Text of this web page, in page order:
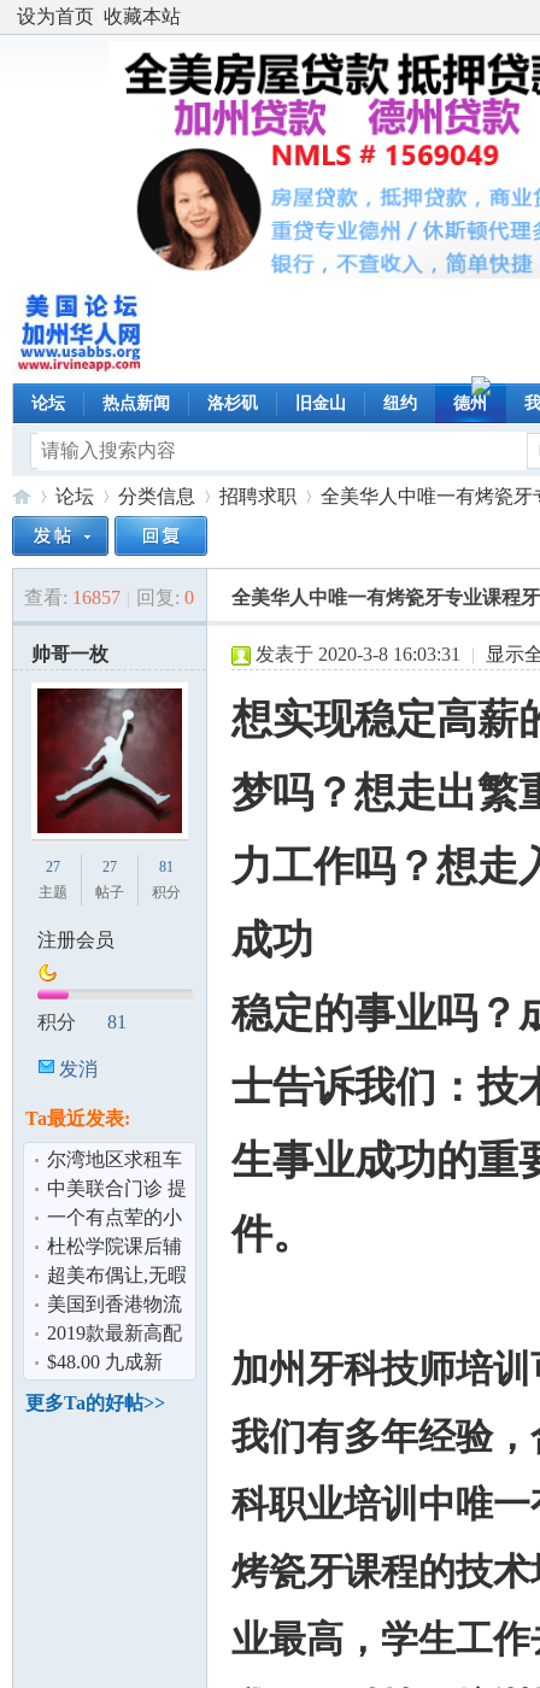
设为首页 收藏本站
论坛 热点新闻 洛杉矶 旧金山 纽约 德州
美»
论坛
›
分类信息 招聘求职
›
全美华人中唯一有烤瓷牙
查看: 16857 | 回复: 0 全美华人中唯一有烤瓷牙专业课程
帅哥一枚
27
主题
27
帖子
81
积分
注册会员
积分 81
发消
Ta最近发表:
尔湾地区求租车
中美联合门诊 提
供权威的第二诊
疗意见——
一个有点荤的小
段子
杜松学院课后辅
导中寒假报名特
别优惠
超美布偶让,无暇
照顾,求爱猫人士
美国到香港物流
2019款最新高配
7座丰田塞纳接送
服务。
$48.00 九成新
Radio Flyer可手
推行三轮儿童
更多Ta的好帖>>
发表于 2020-3-8 16:03:31 | 显示
想实现稳定高薪
梦吗？想走出繁
力工作吗？想走
成功
稳定的事业吗？
士告诉我们：技
生事业成功的重
件。
加州牙科技师培
我们有多年经验
科职业培训中唯一
烤瓷牙课程的技
业最高，学生工